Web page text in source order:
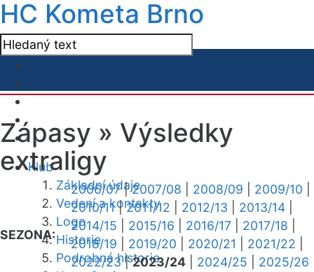
HC Kometa Brno
Klub
Základní údaje
Vedení a kontakty
Logo
Historie
Podrobná historie
Zápasy » Výsledky
extraligy
SEZONA:
2006/07|2007/08 2008/09 2009/10
2010/11|2011/12 2012/13 2013/14
2014/15
2015/16 2016/17 2017/18
2018/19
2019/20 2020/21 2021/22
2022/23|2023/24 2024/25
2025/26